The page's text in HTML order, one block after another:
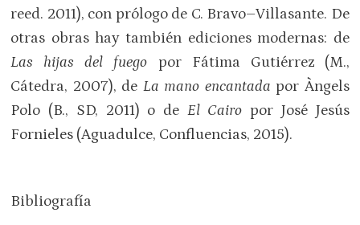
reed. 2011), con prólogo de C. Bravo–Villasante. De
otras obras hay también ediciones modernas: de
Las hijas del fuego por Fátima Gutiérrez (M.,
Cátedra, 2007), de La mano encantada por Àngels
Polo (B., SD, 2011) o de El Cairo por José Jesús
Fornieles (Aguadulce, Confluencias, 2015).
Bibliografía